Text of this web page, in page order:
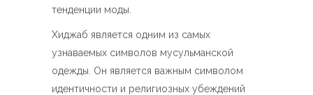
тенденции моды.
Хиджаб является одним из самых
узнаваемых символов мусульманской
одежды. Он является важным символом
идентичности и религиозных убеждений